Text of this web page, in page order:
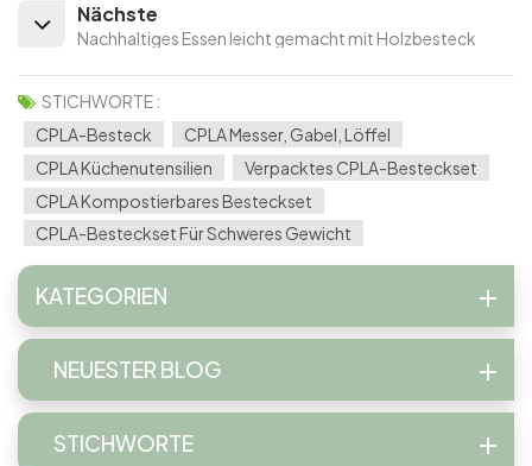
Nächste
Nachhaltiges Essen leicht gemacht mit Holzbesteck
STICHWORTE :
CPLA-Besteck
CPLA Messer, Gabel, Löffel
CPLA Küchenutensilien
Verpacktes CPLA-Besteckset
CPLA Kompostierbares Besteckset
CPLA-Besteckset Für Schweres Gewicht
KATEGORIEN
NEUESTER BLOG
STICHWORTE